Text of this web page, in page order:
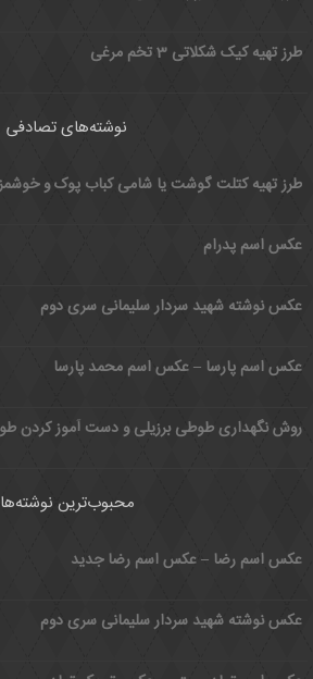
طرز تهیه کیک شکلاتی 3 تخم مرغی
نوشته‌های تصادفی
عکس اسم پدرام
عکس نوشته شهید سردار سلیمانی سری دوم
عکس اسم پارسا – عکس اسم محمد پارسا
محبوب‌ترین نوشته‌ها
عکس اسم رضا – عکس اسم رضا جدید
عکس نوشته شهید سردار سلیمانی سری دوم